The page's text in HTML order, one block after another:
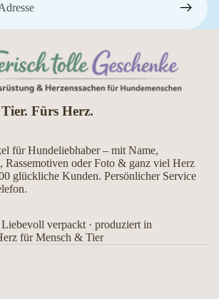
Fürs Herz.
für Hundeliebhaber – mit Name,
Rassemotiven oder Foto & ganz viel Herz
glückliche Kunden. Persönlicher Service
Liebevoll verpackt · produziert in
für Mensch & Tier